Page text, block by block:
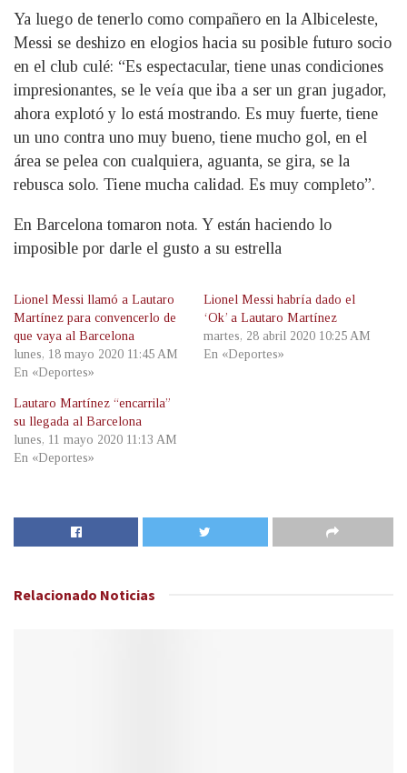
Ya luego de tenerlo como compañero en la Albiceleste,
Messi se deshizo en elogios hacia su posible futuro socio
en el club culé: “Es espectacular, tiene unas condiciones
impresionantes, se le veía que iba a ser un gran jugador,
ahora explotó y lo está mostrando. Es muy fuerte, tiene
un uno contra uno muy bueno, tiene mucho gol, en el
área se pelea con cualquiera, aguanta, se gira, se la
rebusca solo. Tiene mucha calidad. Es muy completo”.
En Barcelona tomaron nota. Y están haciendo lo
imposible por darle el gusto a su estrella
Lionel Messi llamó a Lautaro
Martínez para convencerlo de
que vaya al Barcelona
lunes, 18 mayo 2020 11:45 AM
En «Deportes»
Lionel Messi habría dado el
‘Ok’ a Lautaro Martínez
martes, 28 abril 2020 10:25 AM
En «Deportes»
Lautaro Martínez “encarrila”
su llegada al Barcelona
lunes, 11 mayo 2020 11:13 AM
En «Deportes»
Relacionado Noticias